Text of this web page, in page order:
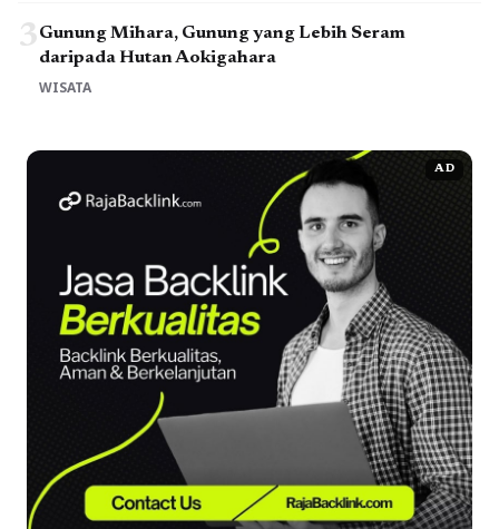
3Gunung Mihara, Gunung yang Lebih Seram
daripada Hutan Aokigahara
WISATA
AD